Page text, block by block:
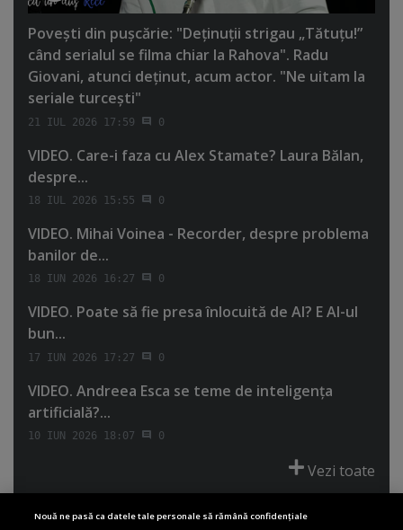
Poveşti din puşcărie: "Deţinuţii strigau „Tătuţu!”
când serialul se filma chiar la Rahova". Radu
Giovani, atunci deţinut, acum actor. "Ne uitam la
seriale turceşti"
21 IUL 2026 17:59 0
VIDEO. Care-i faza cu Alex Stamate? Laura Bălan,
despre...
18 IUL 2026 15:55 0
VIDEO. Mihai Voinea - Recorder, despre problema
banilor de...
18 IUN 2026 16:27 0
VIDEO. Poate să fie presa înlocuită de AI? E AI-ul
bun...
17 IUN 2026 17:27 0
VIDEO. Andreea Esca se teme de inteligenţa
artificială?...
10 IUN 2026 18:07 0
Vezi toate
Nouă ne pasă ca datele tale personale să rămână confidențiale